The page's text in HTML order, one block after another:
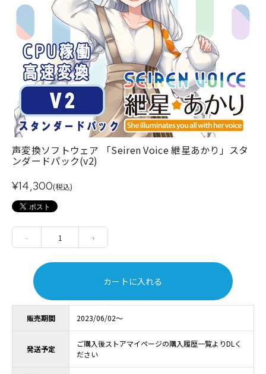
販売期間 2023/06/02～
発送予定
ご購入後ストアマイページの購入履歴一覧よりDLく
ださい
声変換ソフトウェア 「Seiren Voice 紲星あかり」スタ
ンダードパック(v2)
¥14,300(税込)
- 1 +
カートに入れる